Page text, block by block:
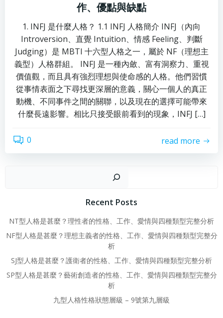
作、優點與缺點
1. INFJ 是什麼人格？ 1.1 INFJ 人格簡介 INFJ（內向
Introversion、直覺 Intuition、情感 Feeling、判斷
Judging）是 MBTI 十六型人格之一，屬於 NF（理想主
義型）人格群組。 INFJ 是一種內斂、富有洞察力、重視
價值觀，而且具有強烈理想與使命感的人格。他們習慣
從事情表面之下尋找更深層的意義，關心一個人的真正
動機、不同事件之間的關聯，以及現在的選擇可能帶來
什麼長遠影響。相比只接受眼前看到的現象，INFJ […]
0 read more
Recent Posts
NT型人格是甚麼？理性者的性格、工作、愛情與四種類型完整分析
NF型人格是甚麼？理想主義者的性格、工作、愛情與四種類型完整分
析
SJ型人格是甚麼？護衛者的性格、工作、愛情與四種類型完整分析
SP型人格是甚麼？藝術創造者的性格、工作、愛情與四種類型完整分
析
九型人格性格狀態層級 – 9號第九層級